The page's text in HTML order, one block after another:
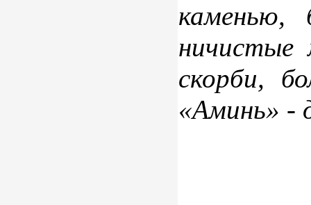
каменью,
скорби,
«Аминь» -